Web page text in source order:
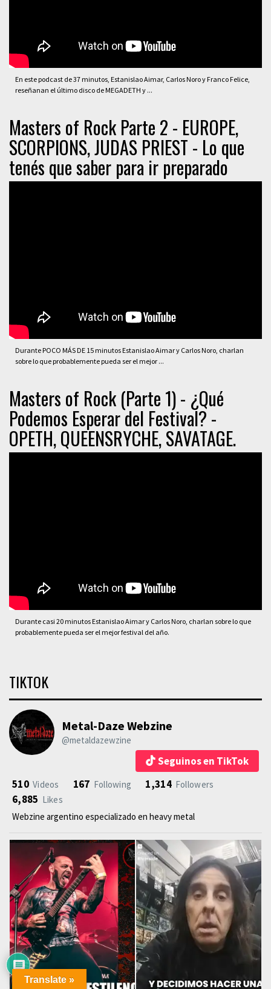
En este podcast de 37 minutos, Estanislao Aimar, Carlos Noro y Franco Felice,
reseñanan el último disco de MEGADETH y ...
Masters of Rock Parte 2 - EUROPE,
SCORPIONS, JUDAS PRIEST - Lo que
tenés que saber para ir preparado
Durante POCO MÁS DE 15 minutos Estanislao Aimar y Carlos Noro, charlan
sobre lo que probablemente pueda ser el mejor ...
Masters of Rock (Parte 1) - ¿Qué
Podemos Esperar del Festival? -
OPETH, QUEENSRYCHE, SAVATAGE.
Durante casi 20 minutos Estanislao Aimar y Carlos Noro, charlan sobre lo que
probablemente pueda ser el mejor festival del año.
TIKTOK
Metal-Daze Webzine
@metaldazewzine
Seguinos en TikTok
510 Videos 167 Following 1,314 Followers
6,885 Likes
Webzine argentino especializado en heavy metal
Translate »